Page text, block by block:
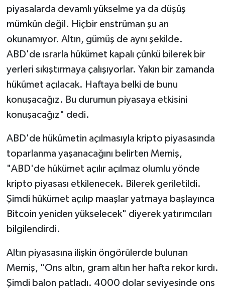
piyasalarda devamlı yükselme ya da düşüş
mümkün değil. Hiçbir enstrüman şu an
okunamıyor. Altın, gümüş de aynı şekilde.
ABD'de ısrarla hükümet kapalı çünkü bilerek bir
yerleri sıkıştırmaya çalışıyorlar. Yakın bir zamanda
hükümet açılacak. Haftaya belki de bunu
konuşacağız. Bu durumun piyasaya etkisini
konuşacağız" dedi.
ABD'de hükümetin açılmasıyla kripto piyasasında
toparlanma yaşanacağını belirten Memiş,
"ABD'de hükümet açılır açılmaz olumlu yönde
kripto piyasası etkilenecek. Bilerek geriletildi.
Şimdi hükümet açılıp maaşlar yatmaya başlayınca
Bitcoin yeniden yükselecek" diyerek yatırımcıları
bilgilendirdi.
Altın piyasasına ilişkin öngörülerde bulunan
Memiş, "Ons altın, gram altın her hafta rekor kırdı.
Şimdi balon patladı. 4000 dolar seviyesinde ons